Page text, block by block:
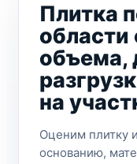
Плитка
области
объема,
на
Оценим плитку
основанию,